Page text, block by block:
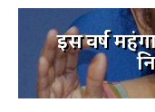
इस वर्ष